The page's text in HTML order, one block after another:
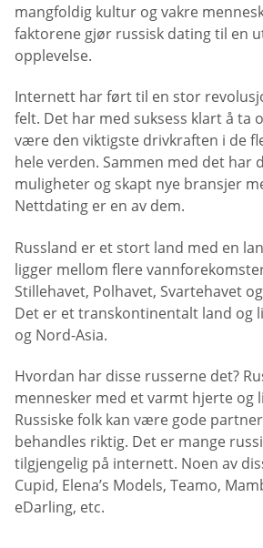
mangfoldig kultur og vakre
faktorene gjør russisk dating til en
opplevelse.
Internett har ført til en stor
felt. Det har med suksess klart å ta
være den viktigste drivkraften i de
hele verden. Sammen med det har
muligheter og skapt nye bransjer
Nettdating er en av dem.
Russland er et stort land med en
ligger mellom flere
Stillehavet, Polhavet, Svartehavet
Det er et transkontinentalt land og
og Nord-Asia.
Hvordan har disse russerne det?
mennesker med et varmt hjerte og
Russiske folk kan være gode
behandles riktig. Det er mange
tilgjengelig på internett. Noen av
Cupid, Elena’s Models, Teamo,
eDarling, etc.